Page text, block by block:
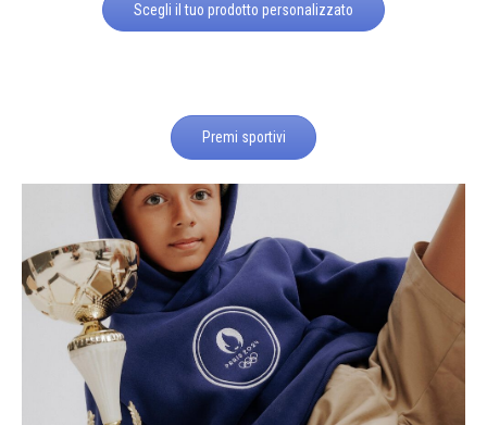
Scegli il tuo prodotto personalizzato
Premi sportivi